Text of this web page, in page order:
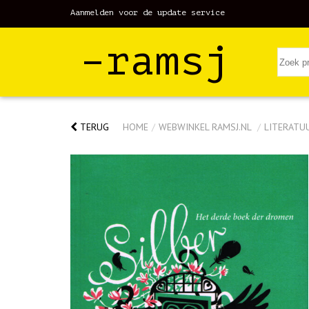
Aanmelden voor de update service
–ramsj
TERUG HOME / WEBWINKEL RAMSJ.NL /